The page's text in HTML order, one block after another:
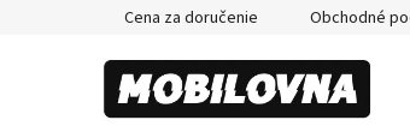
Cena za doručenie Obchodné